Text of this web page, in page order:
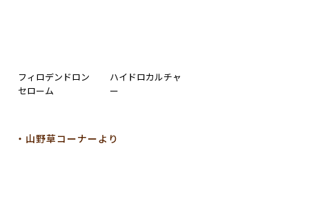
フィロデンドロン
セローム
ハイドロカルチャ
ー
・山野草コーナーより